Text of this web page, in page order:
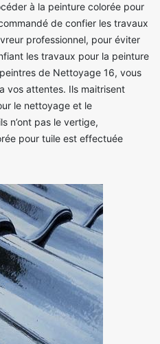
à la peinture colorée pour
de confier les travaux
professionnel, pour éviter
les travaux pour la peinture
de Nettoyage 16, vous
vos attentes. Ils maitrisent
le nettoyage et le
n’ont pas le vertige,
pour tuile est effectuée